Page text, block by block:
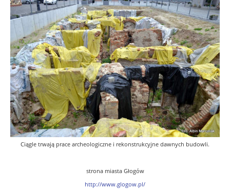
Ciągle trwają prace archeologiczne i rekonstrukcyjne dawnych budowli.
strona miasta Głogów
http://www.glogow.pl/